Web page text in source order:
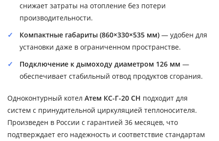
снижает затраты на отопление без потери
производительности.
Компактные габариты (860×330×535 мм) — удобен для
установки даже в ограниченном пространстве.
Подключение к дымоходу диаметром 126 мм —
обеспечивает стабильный отвод продуктов сгорания.
Одноконтурный котел Атем КС-Г-20 СН подходит для
систем с принудительной циркуляцией теплоносителя.
Произведен в России с гарантией 36 месяцев, что
подтверждает его надежность и соответствие стандартам